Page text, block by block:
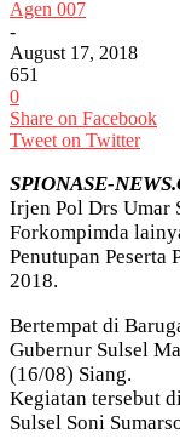
Agen 007
-
August 17, 2018
651
0
Share on Facebook
Tweet on Twitter
SPIONASE-
Irjen Pol Drs Umar
Forkompimda
Penutupan Peserta
2018.
Bertempat di
Gubernur Sulsel
(16/08) Siang.
Kegiatan tersebut
Sulsel Soni